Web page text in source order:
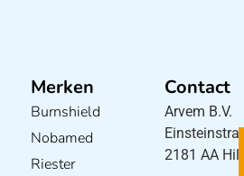
Merken
Burnshield
Nobamed
Riester
Contact
Arvem B.V.
2181 AA